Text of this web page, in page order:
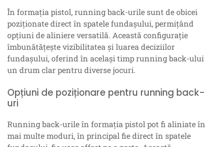
În formația pistol, running back-urile sunt de obicei
poziționate direct în spatele fundașului, permițând
opțiuni de aliniere versatilă. Această configurație
îmbunătățește vizibilitatea și luarea deciziilor
fundașului, oferind în același timp running back-ului
un drum clar pentru diverse jocuri.
Opțiuni de poziționare pentru running back-
uri
Running back-urile în formația pistol pot fi aliniate în
mai multe moduri, în principal fie direct în spatele